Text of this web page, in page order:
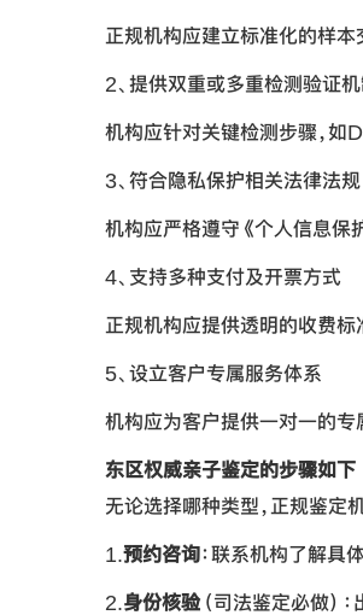
正规机构应建立标准化的样本
2、提供双重或多重检测验证机
机构应针对关键检测步骤，如
3、符合隐私保护相关法律法规
机构应严格遵守《个人信息保
4、支持多种支付及开票方式
正规机构应提供透明的收费标
5、设立客户专属服务体系
机构应为客户提供一对一的专
东区权威亲子鉴定的步骤如下
无论选择哪种类型，正规鉴定
1.预约咨询：联系机构了解具
2.身份核验 （司法鉴定必做）